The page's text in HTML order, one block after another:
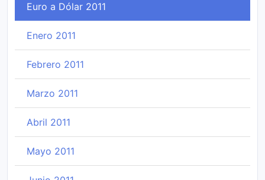
Euro a Dólar 2011
Enero 2011
Febrero 2011
Marzo 2011
Abril 2011
Mayo 2011